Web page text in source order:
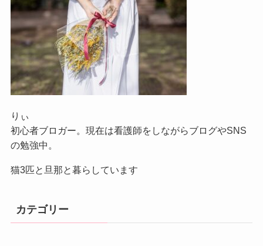
りぃ
初心者ブロガー。現在は看護師をしながらブログやSNS
の勉強中。
猫3匹と旦那と暮らしています
カテゴリー